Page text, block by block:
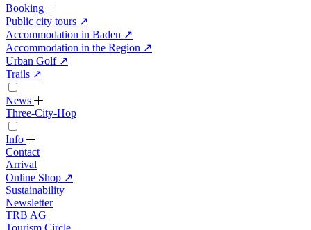
Booking
Public city tours ↗
Accommodation in Baden ↗
Accommodation in the Region ↗
Urban Golf ↗
Trails ↗
News
Three-City-Hop
Info
Contact
Arrival
Online Shop ↗
Sustainability
Newsletter
TRB AG
Tourism Circle